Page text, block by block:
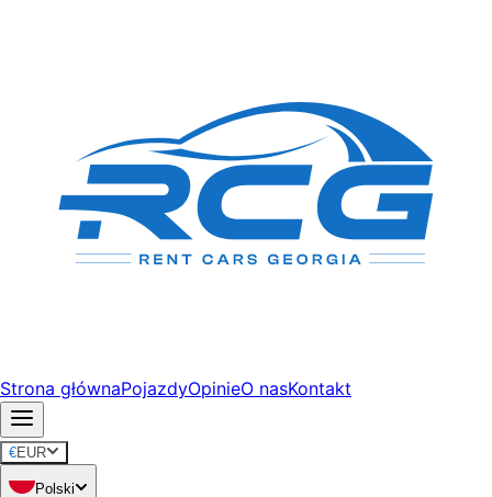
Strona głównaPojazdyOpinieO nasKontakt
€EUR
Polski